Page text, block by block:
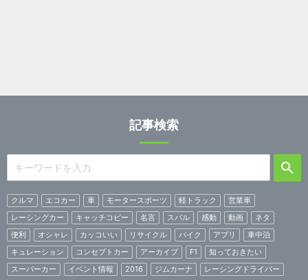
記事検索
クルマ エコカー 車 モータースポーツ 軽トラック
営業車
レーシングカー
キャッチコピー 名言 スバル 感動 動画
ネタ
便利
オシャレ カッコいい リサイクル バイク アプリ
車中泊
キュレーション
コンセプトカー アーカイブ F1
知っておきたい
スーパーカー
イベント情報 2016 ジムカーナ
レーシングドライバー